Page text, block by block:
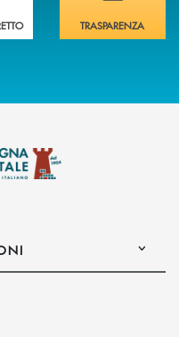
TRASPARENZA